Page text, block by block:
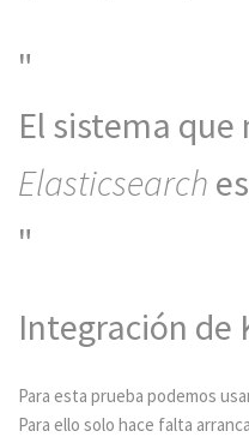
El sistema
Elasticsearch es
Integración de
Para esta prueba podemos
Para ello solo hace falta